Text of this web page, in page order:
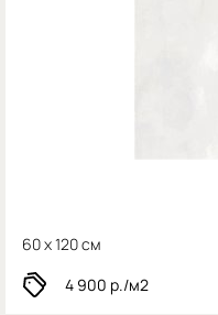
60 x 120 см
4 900 р./м2